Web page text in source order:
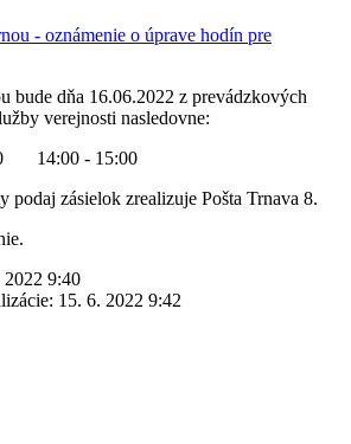
bude dňa 16.06.2022 z prevádzkových
verejnosti nasledovne:
14:00 - 15:00
podaj zásielok zrealizuje Pošta Trnava 8.
2022 9:40
15. 6. 2022 9:42